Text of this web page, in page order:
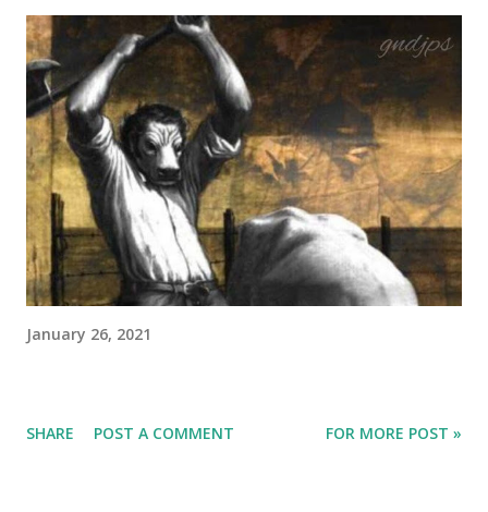
January 26, 2021
SHARE POST A COMMENT FOR MORE POST »